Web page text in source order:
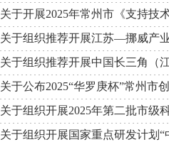
关于开展2025年常州市《支持技
关于组织推荐开展江苏—挪威产
关于组织推荐开展中国长三角（
关于公布2025“华罗庚杯”常州市
关于组织开展2025年第二批市级
关于组织开展国家重点研发计划“